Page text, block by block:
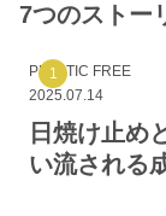
7つのストー
PLASTIC FREE
2025.07.14
日焼け止め
い流される